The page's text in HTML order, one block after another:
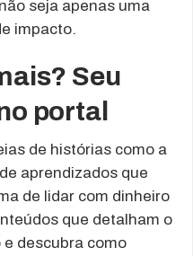
seja apenas uma
impacto.
Seu
portal
de histórias como a
aprendizados que
de lidar com dinheiro
que detalham o
descubra como